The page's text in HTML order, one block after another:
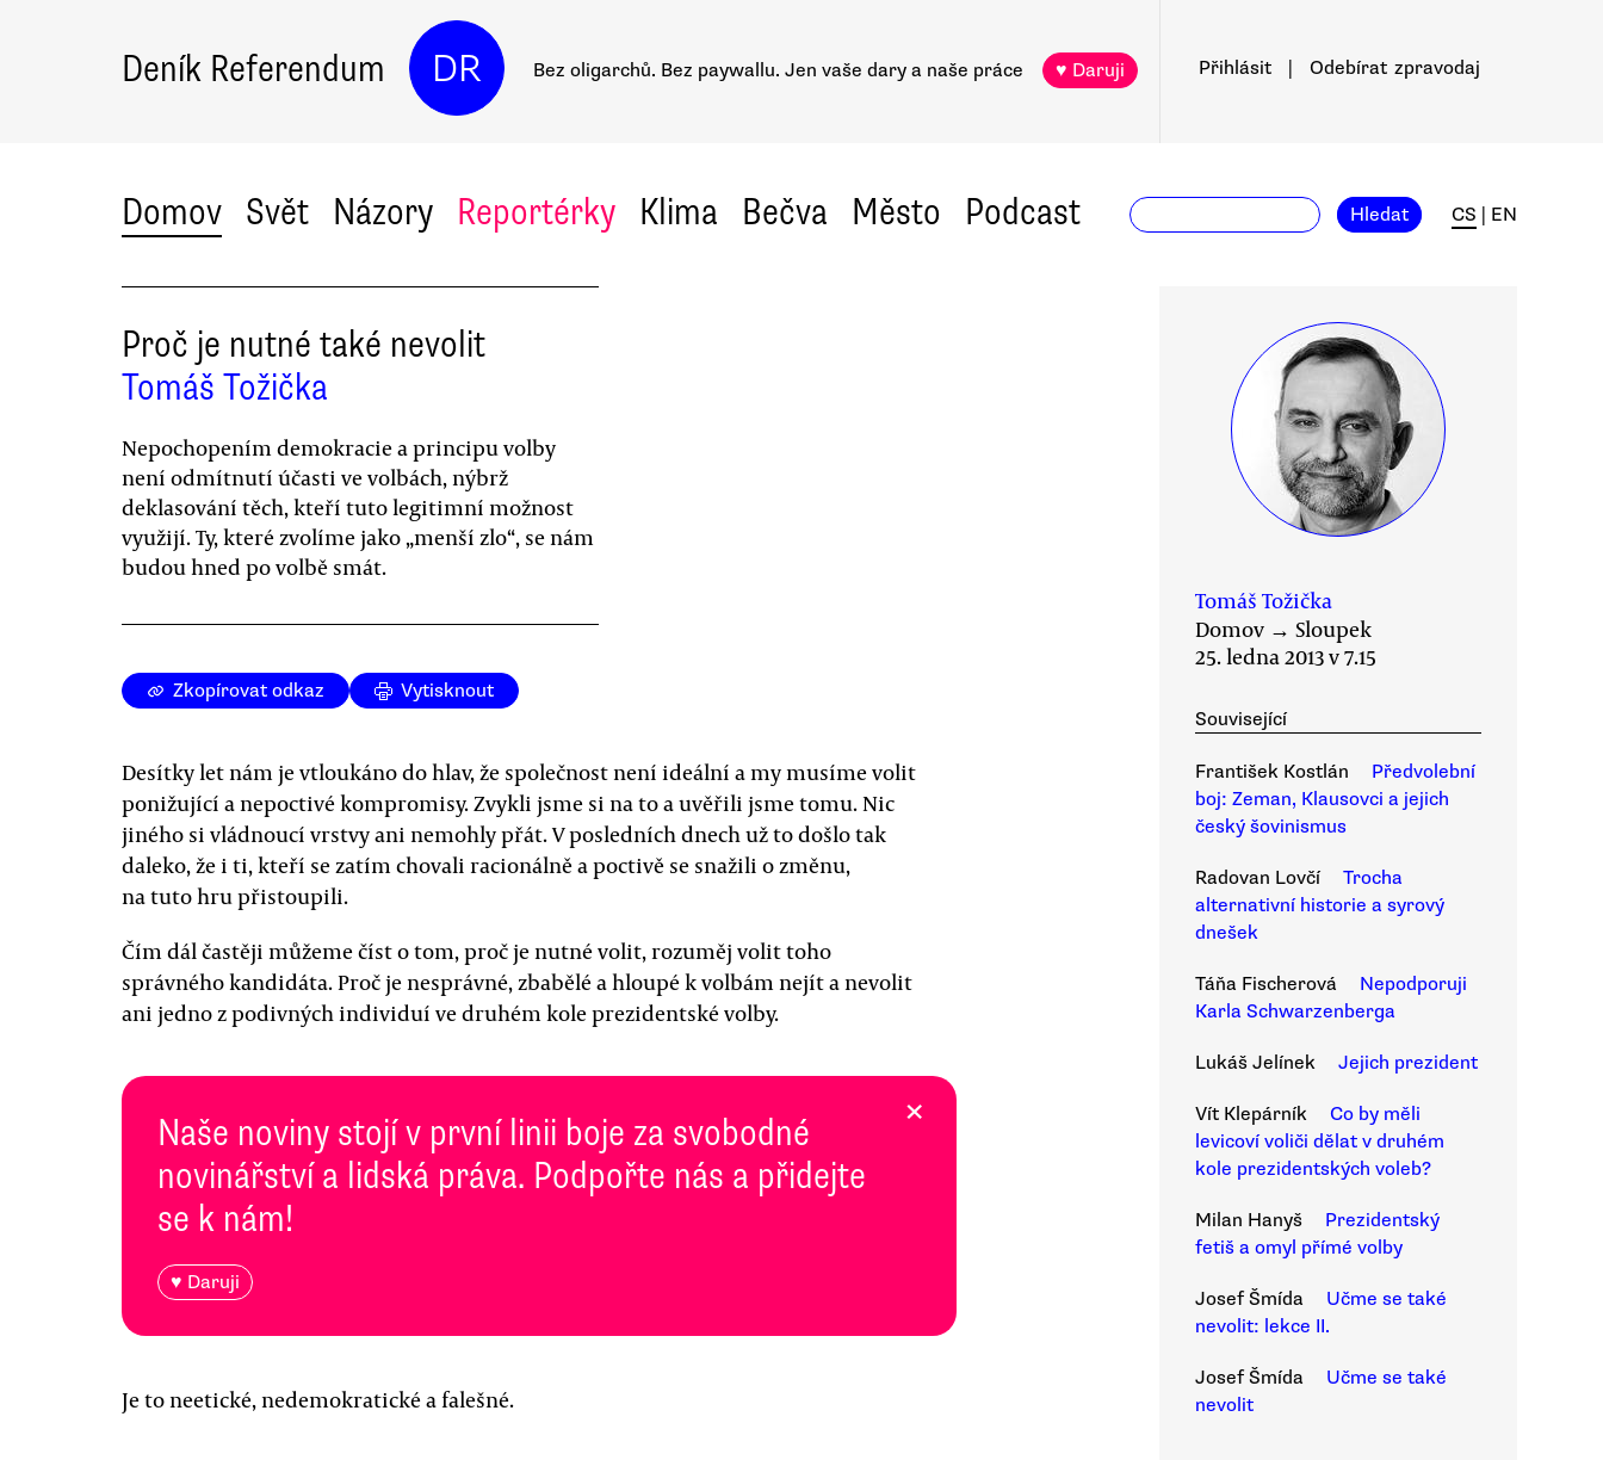
Deník Referendum DR Bez oligarchů. Bez paywallu. Jen vaše dary a naše práce ♥ Daruji Přihlásit Odebírat zpravodaj
Domov Svět Názory Reportérky Klima Bečva Město Podcast Hledat CS EN
Proč je nutné také nevolit
Tomáš Tožička
Nepochopením demokracie a principu volby
není odmítnutí účasti ve volbách, nýbrž
deklasování těch, kteří tuto legitimní možnost
využijí. Ty, které zvolíme jako „menší zlo“, se nám
budou hned po volbě smát.
Zkopírovat odkaz Vytisknout
Desítky let nám je vtloukáno do hlav, že společnost není ideální a my musíme volit
ponižující a nepoctivé kompromisy. Zvykli jsme si na to a uvěřili jsme tomu. Nic
jiného si vládnoucí vrstvy ani nemohly přát. V posledních dnech už to došlo tak
daleko, že i ti, kteří se zatím chovali racionálně a poctivě se snažili o změnu,
na tuto hru přistoupili.
Čím dál častěji můžeme číst o tom, proč je nutné volit, rozuměj volit toho
správného kandidáta. Proč je nesprávné, zbabělé a hloupé k volbám nejít a nevolit
ani jedno z podivných individuí ve druhém kole prezidentské volby.
Naše noviny stojí v první linii boje za svobodné
novinářství a lidská práva. Podpořte nás a přidejte
se k nám!
♥ Daruji
×
Je to neetické, nedemokratické a falešné.
Tomáš Tožička
Domov → Sloupek
25. ledna 2013 v 7.15
Související
František Kostlán
Předvolební
boj: Zeman, Klausovci a jejich
český šovinismus
Radovan Lovčí
Trocha
alternativní historie a syrový
dnešek
Táňa Fischerová
Nepodporuji
Karla Schwarzenberga
Lukáš Jelínek Jejich prezident
Vít Klepárník
Co by měli
levicoví voliči dělat v druhém
kole prezidentských voleb?
Milan Hanyš
Prezidentský
fetiš a omyl přímé volby
Josef Šmída
Učme se také
nevolit: lekce II.
Josef Šmída
Učme se také
nevolit